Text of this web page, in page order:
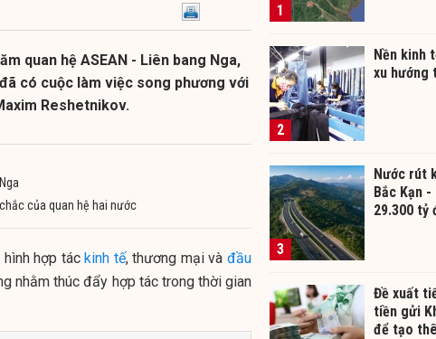
quan hệ ASEAN - Liên bang Nga,
có cuộc làm việc song phương với
Reshetnikov.
của quan hệ hai nước
hình hợp táckinh tế, thương mại vàđầu
nhằm thúc đẩy hợp tác trong thời gian
1
2
Nền kinh
xu hướng
3
Nước rút
Bắc Kạn -
29.300 tỷ
Đề xuất
tiền gửi
để tạo